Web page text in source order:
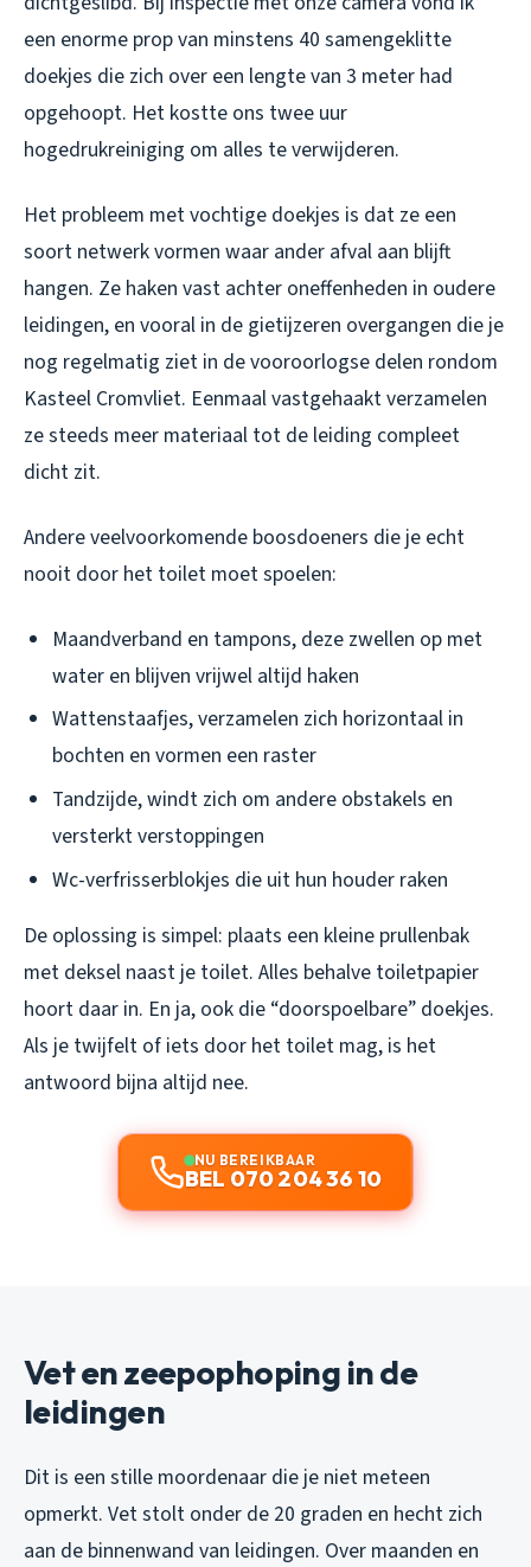
een enorme prop van minstens 40 samengeklitte
doekjes die zich over een lengte van 3 meter had
opgehoopt. Het kostte ons twee uur
hogedrukreiniging om alles te verwijderen.
Het probleem met vochtige doekjes is dat ze een
soort netwerk vormen waar ander afval aan blijft
hangen. Ze haken vast achter oneffenheden in oudere
leidingen, en vooral in de gietijzeren overgangen die je
nog regelmatig ziet in de vooroorlogse delen rondom
Kasteel Cromvliet. Eenmaal vastgehaakt verzamelen
ze steeds meer materiaal tot de leiding compleet
dicht zit.
Andere veelvoorkomende boosdoeners die je echt
nooit door het toilet moet spoelen:
Maandverband en tampons, deze zwellen op met
water en blijven vrijwel altijd haken
Wattenstaafjes, verzamelen zich horizontaal in
bochten en vormen een raster
Tandzijde, windt zich om andere obstakels en
versterkt verstoppingen
Wc-verfrisserblokjes die uit hun houder raken
De oplossing is simpel: plaats een kleine prullenbak
met deksel naast je toilet. Alles behalve toiletpapier
hoort daar in. En ja, ook die “doorspoelbare” doekjes.
Als je twijfelt of iets door het toilet mag, is het
antwoord bijna altijd nee.
NU BEREIKBAAR
BEL 070 204 36 10
Vet en zeepophoping in de
leidingen
Dit is een stille moordenaar die je niet meteen
opmerkt. Vet stolt onder de 20 graden en hecht zich
aan de binnenwand van leidingen. Over maanden en